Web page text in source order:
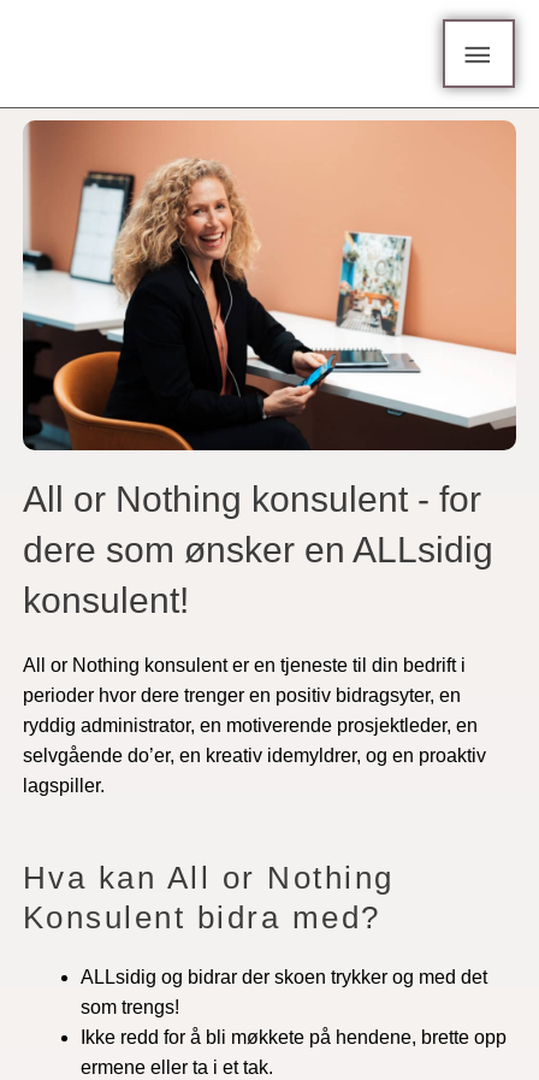
innholdet
All or Nothing konsulent - for
dere som ønsker en ALLsidig
konsulent!
All or Nothing konsulent er en tjeneste til din bedrift i
perioder hvor dere trenger en positiv bidragsyter, en
ryddig administrator, en motiverende prosjektleder, en
selvgående do’er, en kreativ idemyldrer, og en proaktiv
lagspiller.
Hva kan All or Nothing
Konsulent bidra med?
ALLsidig og bidrar der skoen trykker og med det
som trengs!
Ikke redd for å bli møkkete på hendene, brette opp
ermene eller ta i et tak.